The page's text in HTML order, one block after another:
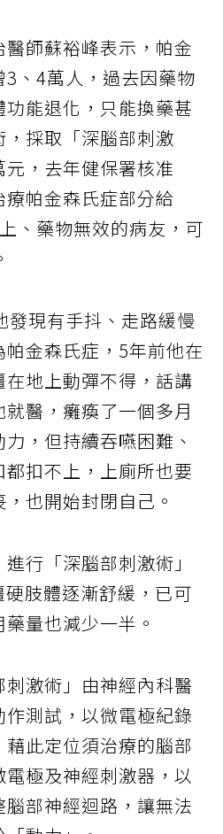
師蘇裕峰表示，帕金
、4萬人，過去因藥物
能退化，只能換藥甚
採取「深腦部刺激
，去年健保署核准
療帕金森氏症部分給
、藥物無效的病友，可
發現有手抖、走路緩慢
金森氏症，5年前他在
地上動彈不得，話講
醫，癱瘓了一個多月
，但持續吞嚥困難、
扣不上，上廁所也要
也開始封閉自己。
行「深腦部刺激術」
硬肢體逐漸舒緩，已可
量也減少一半。
激術」由神經內科醫
測試，以微電極紀錄
此定位須治療的腦部
極及神經刺激器，以
部神經迴路，讓無法